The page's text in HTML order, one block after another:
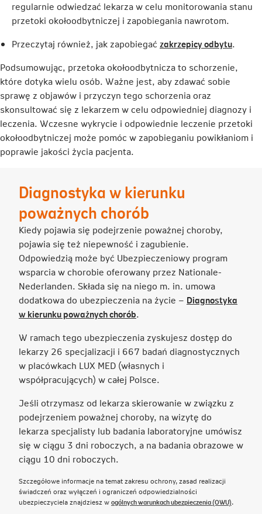
regularnie odwiedzać lekarza w celu monitorowania stanu
przetoki okołoodbytniczej i zapobiegania nawrotom.
Przeczytaj również, jak zapobiegać zakrzepicy odbytuLink
się
karcie
.
Podsumowując, przetoka okołoodbytnicza to schorzenie,
które dotyka wielu osób. Ważne jest, aby zdawać sobie
sprawę z objawów i przyczyn tego schorzenia oraz
skonsultować się z lekarzem w celu odpowiedniej diagnozy i
leczenia. Wczesne wykrycie i odpowiednie leczenie przetoki
okołoodbytniczej może pomóc w zapobieganiu powikłaniom i
poprawie jakości życia pacjenta.
Diagnostyka w kierunku
poważnych chorób
Kiedy pojawia się podejrzenie poważnej choroby,
pojawia się też niepewność i zagubienie.
Odpowiedzią może być Ubezpieczeniowy program
wsparcia w chorobie oferowany przez Nationale-
Nederlanden. Składa się na niego m. in. umowa
dodatkowa do ubezpieczenia na życie – Diagnostyka
w kierunku poważnych chorób
się
w
nowej
karcie
.
W ramach tego ubezpieczenia zyskujesz dostęp do
lekarzy 26 specjalizacji i 667 badań diagnostycznych
w placówkach LUX MED (własnych i
współpracujących) w całej Polsce.
Jeśli otrzymasz od lekarza skierowanie w związku z
podejrzeniem poważnej choroby, na wizytę do
lekarza specjalisty lub badania laboratoryjne umówisz
się w ciągu 3 dni roboczych, a na badania obrazowe w
ciągu 10 dni roboczych.
Szczegółowe informacje na temat zakresu ochrony, zasad realizacji
świadczeń oraz wyłączeń i ograniczeń odpowiedzialności
ubezpieczyciela znajdziesz wogólnych warunkach ubezpieczenia (OWU).